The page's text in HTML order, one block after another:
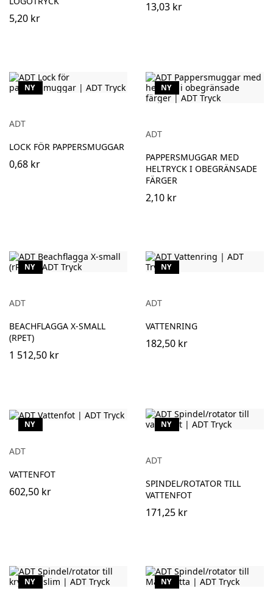
5,20 kr
13,03 kr
ADT
LOCK FÖR PAPPERSMUGGAR
0,68 kr
NY
ADT
PAPPERSMUGGAR MED
HELTRYCK I OBEGRÄNSADE
FÄRGER
2,10 kr
NY
ADT
BEACHFLAGGA X-SMALL
(RPET)
1 512,50 kr
NY
ADT
VATTENRING
182,50 kr
NY
ADT
VATTENFOT
602,50 kr
NY
ADT
SPINDEL/ROTATOR TILL
VATTENFOT
171,25 kr
NY
NY NY